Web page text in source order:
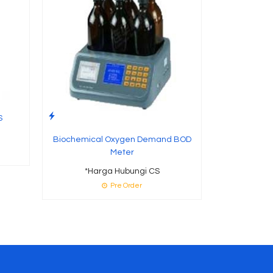
Biochemical Oxygen Demand BOD
Meter
*Harga Hubungi CS
Pre Order